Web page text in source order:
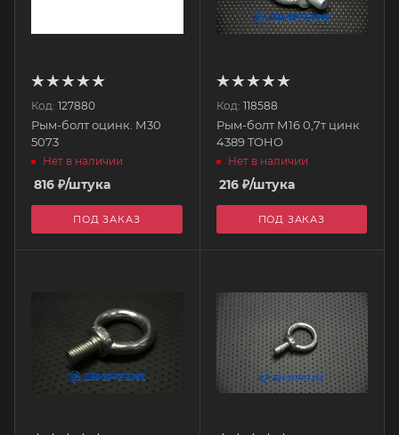
Код: 127880
Рым-болт оцинк. М30
5073
Нет в наличии
816 ₽/штука
ПОД ЗАКАЗ
Код: 118588
Рым-болт М16 0,7т цинк
4389 TOHO
Нет в наличии
216₽/штука
ПОД ЗАКАЗ